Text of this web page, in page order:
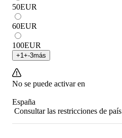
50EUR
60EUR
100EUR
+1 +-3más
No se puede activar en
España
Consultar las restricciones de país